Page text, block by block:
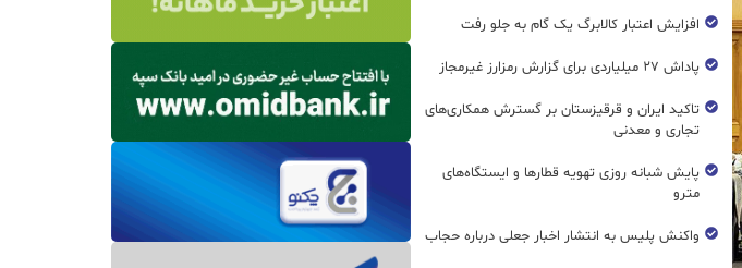
افزایش اعتبار کالابرگ یک گام به جلو رفت
پاداش ۲۷ میلیاردی برای گزارش رمزارز غیرمجاز
تاکید ایران و قرقیزستان بر گسترش همکاری‌های
تجاری و معدنی
پایش شبانه روزی تهویه قطار‌ها و ایستگاه‌های
مترو
واکنش پلیس به انتشار اخبار جعلی درباره حجاب